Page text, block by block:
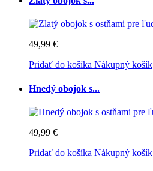
49,99 €
Pridať do košíka Nákupný košík
Hnedý obojok s...
49,99 €
Pridať do košíka Nákupný košík